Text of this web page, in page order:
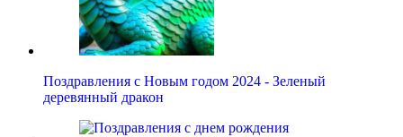
Поздравления с Новым годом 2024 - Зеленый
деревянный дракон